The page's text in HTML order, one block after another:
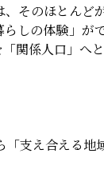
そのほとんど
しの体験」が
関係人口」へと
支え合える地